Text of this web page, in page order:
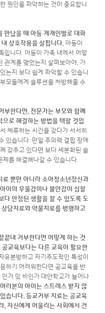
원인을 파악하는 것이 중요합니
만났을 때 아동 개개인별로 대화
상호작용을 살핍니다. 아동이
입니다. 아동이 가족 내에서 어떻
관계를 맺었는지 살펴보아야, 가
는지 보다 쉽게 파악할 수 있습니
모들에게 솔루션을 처방해줄 수
부한다면, 전문가는 부모와 함께
로 해결하는 방법을 택할 것입
체류하는 시간을 갖다가 서서히
있습니다. 만일 주의력 결핍 장애
갖추고 있다면 보다 세분화된 솔
를 해결해나갈 수 있습니다.
뿐만 아니라 소아청소년정신과
이의 우울감이나 불안감이 심할
다 안정된 생활을 할 수 있도록 도
담치료와 약물치료를 병행하고
끝내 거부한다면 어떻게 하는 것
교육보다는 다른 교육이 필요한
유분방하고 자기주도적인 특성이
하기 어려워한다면 공교육을 반
가 및 비인가 대안학교가 늘어나
여러분의 아이는 스트레스 받지 않
습니다. 등교거부 치료는 공교육
, 자신에게 어울리는 사회에서 건